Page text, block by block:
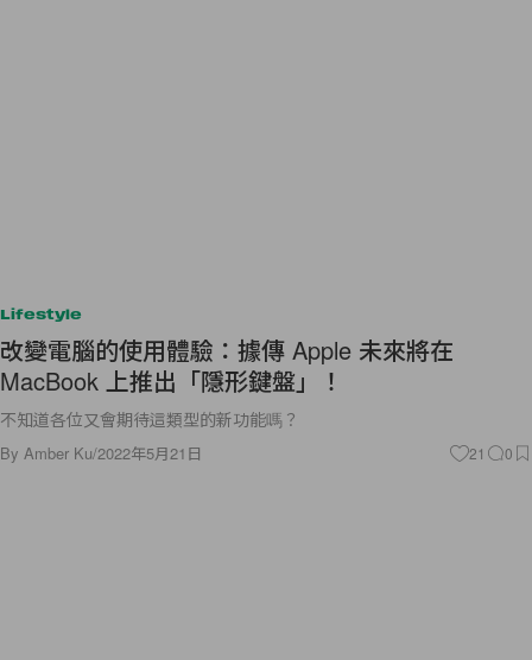
Lifestyle
改變電腦的使用體驗：據傳 Apple 未來將在
MacBook 上推出「隱形鍵盤」！
不知道各位又會期待這類型的新功能嗎？
By Amber Ku/2022年5月21日 21 0